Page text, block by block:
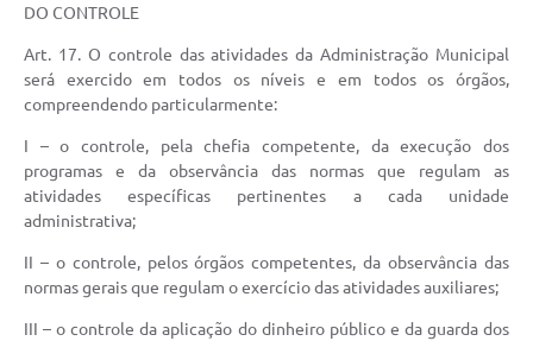
DO CONTROLE
Art. 17. O controle das atividades da Administração Municipal
será exercido em todos os níveis e em todos os órgãos,
compreendendo particularmente:
I – o controle, pela chefia competente, da execução dos
programas e da observância das normas que regulam as
atividades específicas pertinentes a cada unidade
administrativa;
II – o controle, pelos órgãos competentes, da observância das
normas gerais que regulam o exercício das atividades auxiliares;
III – o controle da aplicação do dinheiro público e da guarda dos